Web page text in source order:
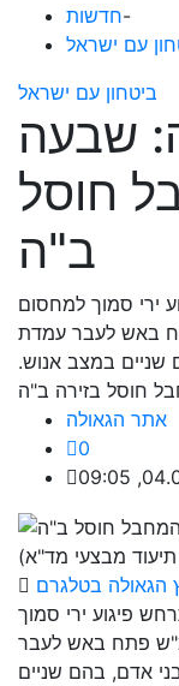
חדשות-
עם ישראל
ביטחון עם ישראל
שבעה
חוסל
ב"ה
ירי סמוך למחסום
באש לעבר עמדת
שניים במצב אנוש.
חוסל בזירה ב"ה
אתר הגאולה
0
תיעוד מבצעי מד"א)
הגאולה בטלגרם
פיגוע ירי סמוך
פתח באש לעבר
אדם, בהם שניים